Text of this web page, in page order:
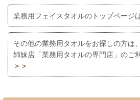
業務用フェイスタオルのトップページ
その他の業務用タオルをお探しの方は、
姉妹店「業務用タオルの専門店」のご
＞＞